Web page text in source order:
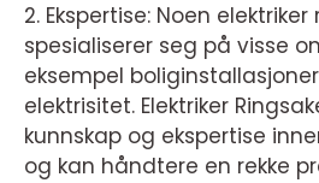
2. Ekspertise: Noen
spesialiserer seg på visse
eksempel
elektrisitet. Elektriker
kunnskap og ekspertise
og kan håndtere en rekke